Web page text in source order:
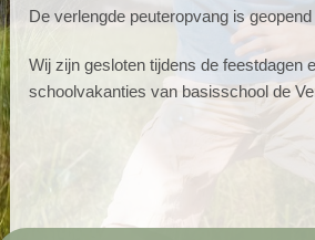
De verlengde peuteropvang is geopend
Wij zijn gesloten tijdens de feestdagen
schoolvakanties van basisschool de